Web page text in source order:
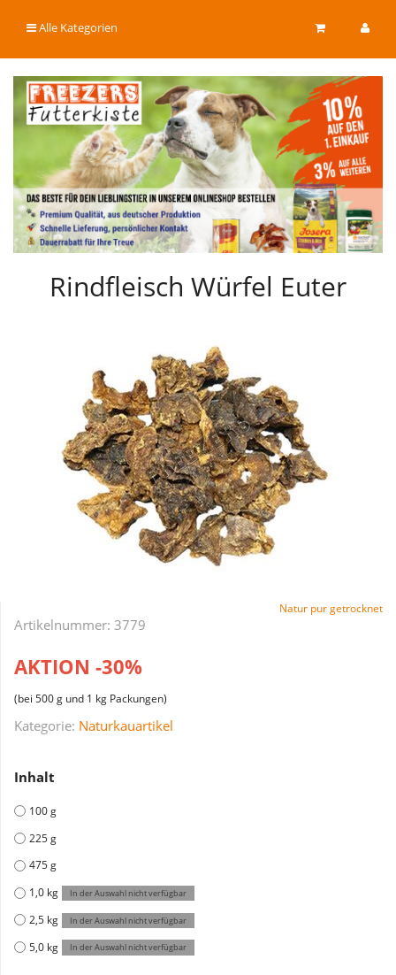
Alle Kategorien
Rindfleisch Würfel Euter
Natur pur getrocknet
Artikelnummer: 3779
AKTION -30%
(bei 500 g und 1 kg Packungen)
Kategorie: Naturkauartikel
Inhalt
100 g
225 g
475 g
1,0 kg
In der Auswahl nicht verfügbar
2,5 kg In der Auswahl nicht verfügbar
5,0 kg In der Auswahl nicht verfügbar